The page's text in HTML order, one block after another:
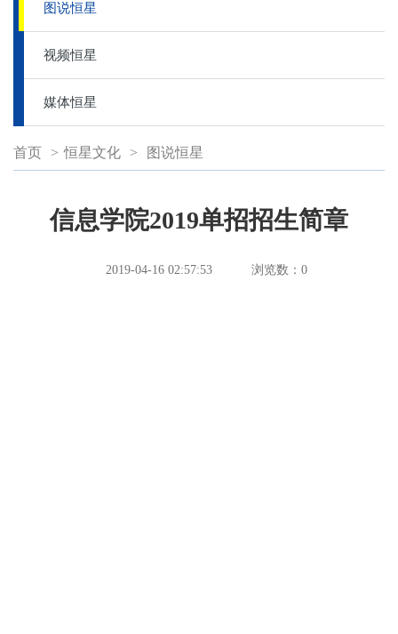
图说恒星
视频恒星
媒体恒星
首页 > 恒星文化 > 图说恒星
信息学院2019单招招生简章
2019-04-16 02:57:53 浏览数： 0